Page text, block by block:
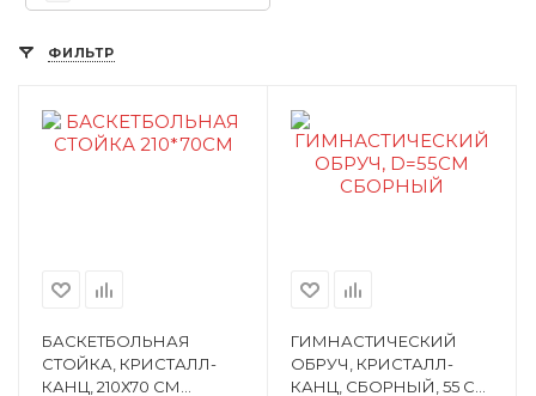
ФИЛЬТР
БАСКЕТБОЛЬНАЯ
СТОЙКА, КРИСТАЛЛ-
КАНЦ, 210Х70 СМ
ГИМНАСТИЧЕСКИЙ
ОБРУЧ, КРИСТАЛЛ-
КАНЦ, СБОРНЫЙ, 55 СМ